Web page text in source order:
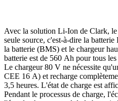
Avec la solution Li-Ion de Clark,
seule source, c'est-à-dire la
la batterie (BMS) et le chargeur
batterie est de 560 Ah pour tous
Le chargeur 80 V ne nécessite
CEE 16 A) et recharge
3,5 heures. L'état de charge est
Pendant le processus de charge,